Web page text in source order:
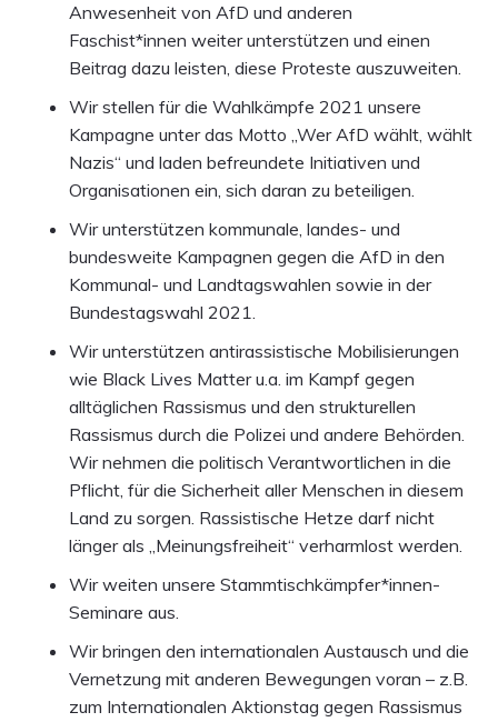
Anwesenheit von AfD und anderen
Faschist*innen weiter unterstützen und einen
Beitrag dazu leisten, diese Proteste auszuweiten.
Wir stellen für die Wahlkämpfe 2021 unsere
Kampagne unter das Motto „Wer AfD wählt, wählt
Nazis“ und laden befreundete Initiativen und
Organisationen ein, sich daran zu beteiligen.
Wir unterstützen kommunale, landes- und
bundesweite Kampagnen gegen die AfD in den
Kommunal- und Landtagswahlen sowie in der
Bundestagswahl 2021.
Wir unterstützen antirassistische Mobilisierungen
wie Black Lives Matter u.a. im Kampf gegen
alltäglichen Rassismus und den strukturellen
Rassismus durch die Polizei und andere Behörden.
Wir nehmen die politisch Verantwortlichen in die
Pflicht, für die Sicherheit aller Menschen in diesem
Land zu sorgen. Rassistische Hetze darf nicht
länger als „Meinungsfreiheit“ verharmlost werden.
Wir weiten unsere Stammtischkämpfer*innen-
Seminare aus.
Wir bringen den internationalen Austausch und die
Vernetzung mit anderen Bewegungen voran – z.B.
zum Internationalen Aktionstag gegen Rassismus